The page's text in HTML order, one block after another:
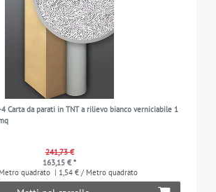
4 Carta da parati in TNT a rilievo bianco verniciabile 1
241,73 €
163,15 € *
Metro quadrato | 1,54 € / Metro quadrato